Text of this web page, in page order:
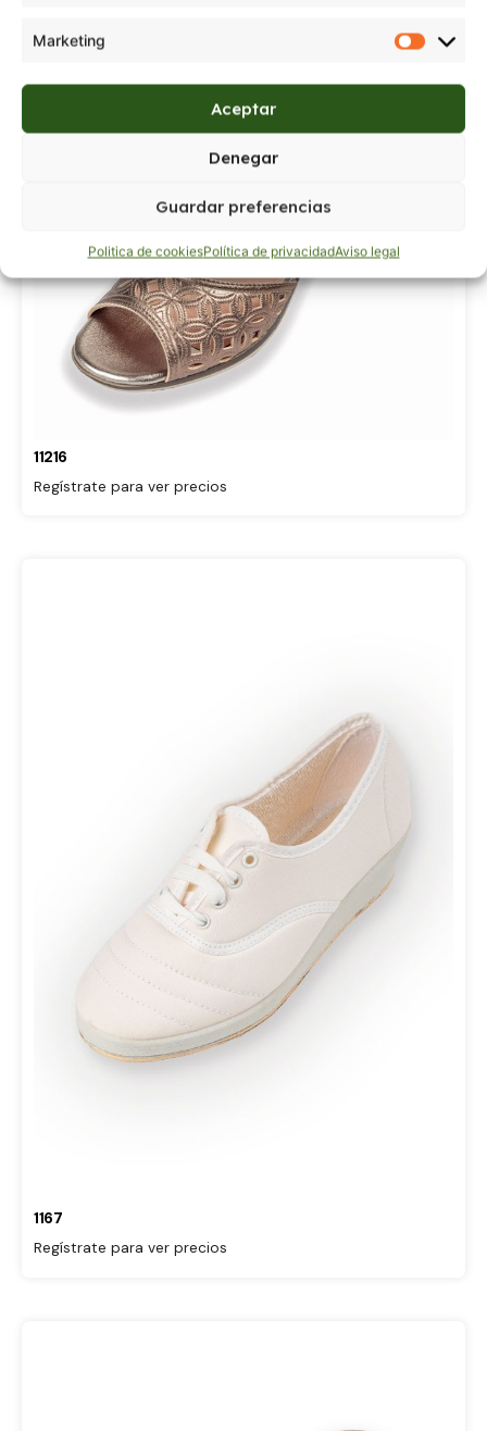
Marketing
Aceptar
Denegar
Guardar preferencias
Politica de cookiesPolítica de privacidadAviso legal
11216
Regístrate para ver precios
1167
Regístrate para ver precios